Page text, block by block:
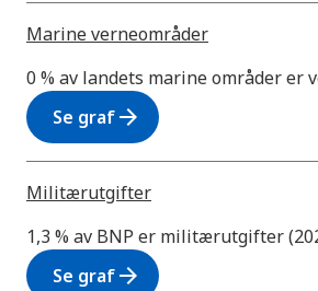
Marine verneområder
0 % av landets marine områder er
Se grafarrow_forward
Militærutgifter
1,3 % av BNP er militærutgifter
Se grafarrow_forward